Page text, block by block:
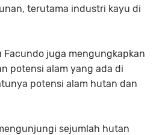
terutama industri kayu di
Facundo juga mengungkapkan
potensi alam yang ada di
potensi alam hutan dan
sejumlah hutan